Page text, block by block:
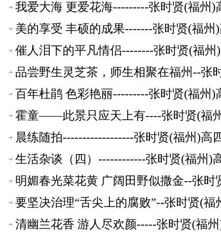
我爱大海 更爱花海---------张时贤(福州)
美的享受 丰硕的成果-------张时贤(福州
催人泪下的平凡情侣--------张时贤(福
品尝野生灵芝茶，师生相聚在福州--张
百年杜鹃 色彩艳丽---------张时贤(福州)
霍童——此景只应天上有----张时贤(福
晨练随拍------------------张时贤(福州)高
生活杂谈（四）------------张时贤(福州)
明媚春光菜花黄 广阔田野似撒金--张
要坚决治理“舌尖上的腐败”--张时贤(
清幽兰花香 游人尽欢颜-----张时贤(福